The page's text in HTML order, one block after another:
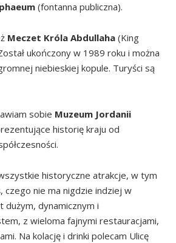
(fontanna publiczna).
Meczet Króla Abdullaha (King
ukończony w 1989 roku i można
niebieskiej kopule. Turyści są
sobie Muzeum Jordanii
historię kraju od
historyczne atrakcje, w tym
czego nie ma nigdzie indziej w
dużym, dynamicznym i
z wieloma fajnymi restauracjami,
Na kolację i drinki polecam Ulicę